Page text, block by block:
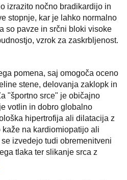
izrazito nočno bradikardijo in
stopnje, kar je lahko normalno
so pavze in srčni bloki visoke
vzrok za zaskrbljenost.
pomena, saj omogoča oceno
stene, delovanja zaklopk in
"športno srce" je običajno
votlin in dobro globalno
hipertrofija ali dilatacija z
na kardiomiopatijo ali
izvedejo tudi obremenitveni
tlaka ter slikanje srca z